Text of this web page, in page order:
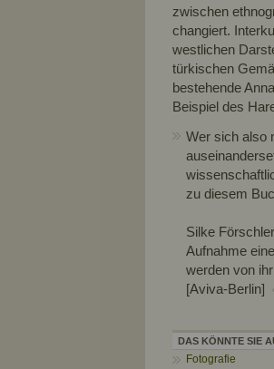
zwischen
changiert.
westlichen
türkischen
bestehende
Beispiel des
Wer sich also
zu diesem
Silke
Aufnahme
werden von
[Aviva-Berlin]
DAS KÖNNTE SIE
Fotografie